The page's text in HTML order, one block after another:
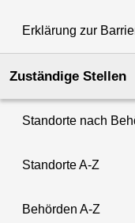
Erklärung zur
Zuständige Stellen
Standorte nach
Standorte A-Z
Behörden A-Z